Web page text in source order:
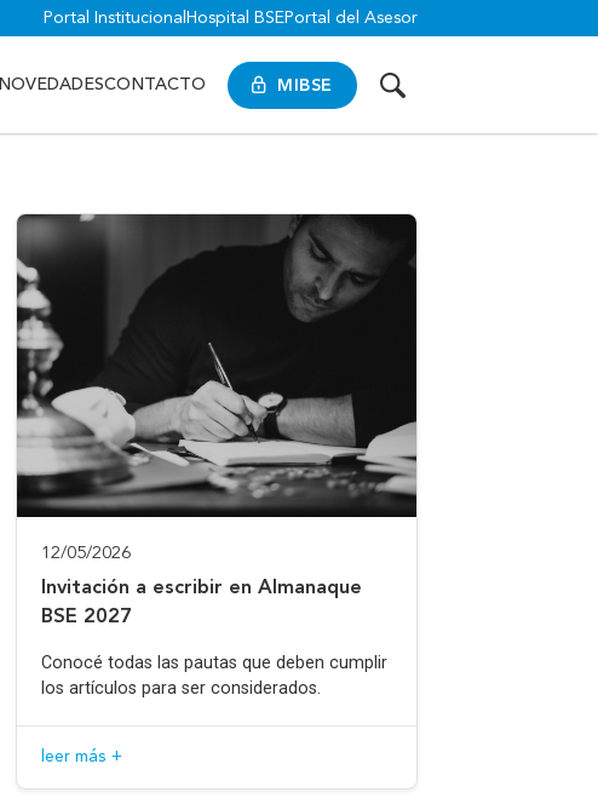
Portal Institucional Hospital BSE Portal del Asesor
MIBSE
NOVEDADESCONTACTO
12/05/2026
Invitación a escribir en Almanaque
BSE 2027
Conocé todas las pautas que deben cumplir
los artículos para ser considerados.
leer más +